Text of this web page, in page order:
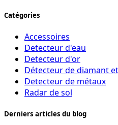
Catégories
Accessoires
Detecteur d'eau
Detecteur d'or
Détecteur de diamant
Detecteur de métaux
Radar de sol
Derniers articles du blog